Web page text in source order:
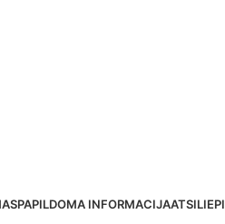
PAPILDOMA INFORMACIJA